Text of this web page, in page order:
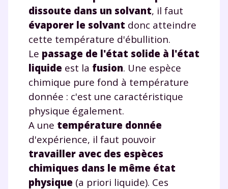
dissoute dans un solvant, il faut
évaporer le solvant donc atteindre
cette température d'ébullition.
Le passage de l'état solide à l'état
liquide est la fusion. Une espèce
chimique pure fond à température
donnée : c'est une caractéristique
physique également.
A une température donnée
d'expérience, il faut pouvoir
travailler avec des espèces
chimiques dans le même état
physique (a priori liquide). Ces